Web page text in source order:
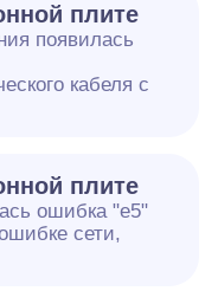
плите
появилась
кабеля с
плите
ошибка "е5"
сети,